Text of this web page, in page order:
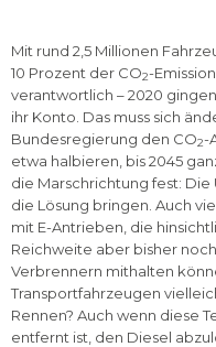
Mit rund 2,5 Millionen
10 Prozent der CO2-
verantwortlich – 2020
ihr Konto. Das muss sich
Bundesregierung den CO2-
etwa halbieren, bis 2045
die Marschrichtung fest:
die Lösung bringen. Auch
mit E-Antrieben, die
Reichweite aber bisher
Verbrennern mithalten
Transportfahrzeugen
Rennen? Auch wenn diese
entfernt ist, den Diesel